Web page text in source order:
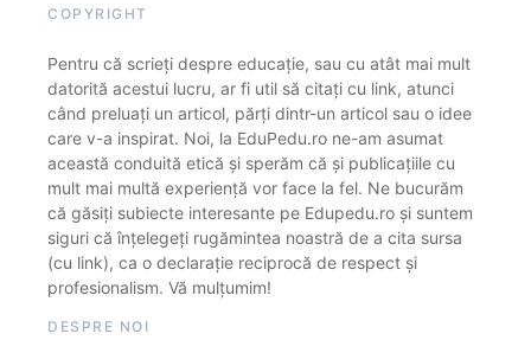
COPYRIGHT
Pentru că scrieți despre educație, sau cu atât mai mult
datorită acestui lucru, ar fi util să citați cu link, atunci
când preluați un articol, părți dintr-un articol sau o idee
care v-a inspirat. Noi, la EduPedu.ro ne-am asumat
această conduită etică și sperăm că și publicațiile cu
mult mai multă experiență vor face la fel. Ne bucurăm
că găsiți subiecte interesante pe Edupedu.ro și suntem
siguri că înțelegeți rugămintea noastră de a cita sursa
(cu link), ca o declarație reciprocă de respect și
profesionalism. Vă mulțumim!
DESPRE NOI